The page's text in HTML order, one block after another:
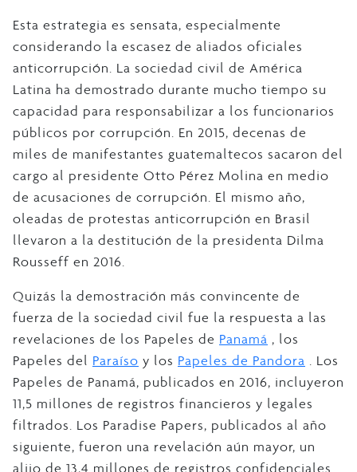
Esta estrategia es sensata, especialmente
considerando la escasez de aliados oficiales
anticorrupción. La sociedad civil de América
Latina ha demostrado durante mucho tiempo su
capacidad para responsabilizar a los funcionarios
públicos por corrupción. En 2015, decenas de
miles de manifestantes guatemaltecos sacaron del
cargo al presidente Otto Pérez Molina en medio
de acusaciones de corrupción. El mismo año,
oleadas de protestas anticorrupción en Brasil
llevaron a la destitución de la presidenta Dilma
Rousseff en 2016.
Quizás la demostración más convincente de
fuerza de la sociedad civil fue la respuesta a las
revelaciones de los Papeles de Panamá , los
Papeles del Paraíso y los Papeles de Pandora . Los
Papeles de Panamá, publicados en 2016, incluyeron
11,5 millones de registros financieros y legales
filtrados. Los Paradise Papers, publicados al año
siguiente, fueron una revelación aún mayor, un
alijo de 13,4 millones de registros confidenciales.